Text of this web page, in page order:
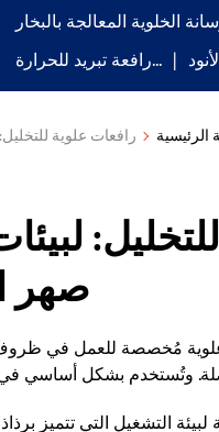
رافعة تبريد للحرارة...
الرئيسية رافعات علوية
صهر
مُخصصة للعمل في
التشغيل التي تتميز